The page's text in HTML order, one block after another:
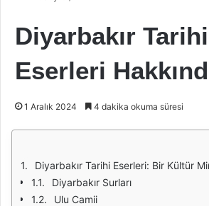
Diyarbakır Tarihi
Eserleri
1 Aralık 2024 4 dakika okuma süresi
Diyarbakır Tarihi Eserleri: Bir Kültür
Diyarbakır Surları
Ulu Camii